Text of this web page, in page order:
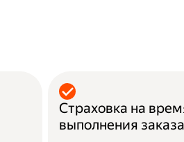
Страховка на
выполнения заказа